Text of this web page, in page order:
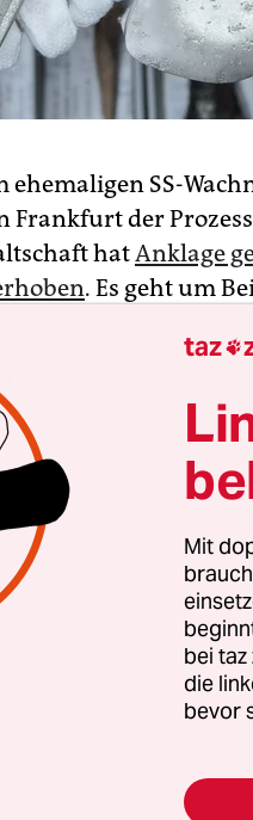
ehemaligen SS-
Frankfurt der
hatAnklage
. Es geht um
Zweiten Weltkrieg
zustande kommt
nun das
ist der
Nadja
dürfe nicht
werden, und auch
taz 
Mit
bei
die
bevor